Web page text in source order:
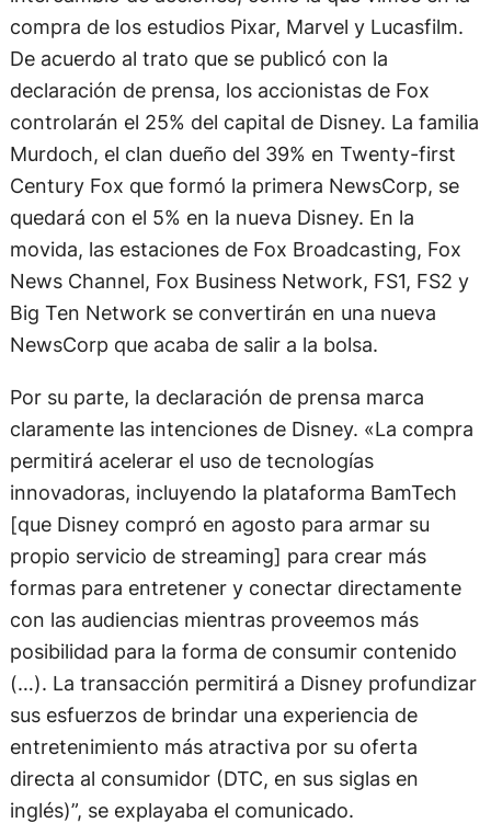
compra de los estudios Pixar, Marvel y Lucasfilm.
De acuerdo al trato que se publicó con la
declaración de prensa, los accionistas de Fox
controlarán el 25% del capital de Disney. La familia
Murdoch, el clan dueño del 39% en Twenty-first
Century Fox que formó la primera NewsCorp, se
quedará con el 5% en la nueva Disney. En la
movida, las estaciones de Fox Broadcasting, Fox
News Channel, Fox Business Network, FS1, FS2 y
Big Ten Network se convertirán en una nueva
NewsCorp que acaba de salir a la bolsa.
Por su parte, la declaración de prensa marca
claramente las intenciones de Disney. «La compra
permitirá acelerar el uso de tecnologías
innovadoras, incluyendo la plataforma BamTech
[que Disney compró en agosto para armar su
propio servicio de streaming] para crear más
formas para entretener y conectar directamente
con las audiencias mientras proveemos más
posibilidad para la forma de consumir contenido
(…). La transacción permitirá a Disney profundizar
sus esfuerzos de brindar una experiencia de
entretenimiento más atractiva por su oferta
directa al consumidor (DTC, en sus siglas en
inglés)”, se explayaba el comunicado.